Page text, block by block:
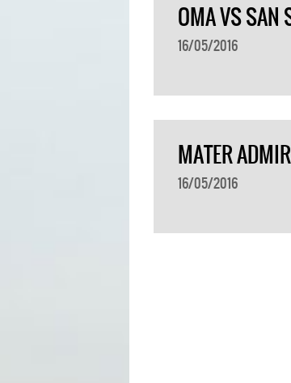
OMA VS SAN
16/05/2016
MATER
16/05/2016